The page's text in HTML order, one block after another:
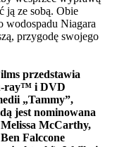
ją ze sobą. Obie
wodospadu Niagara
przygodę swojego
przedstawia
ray™ i DVD
„Tammy”,
jest nominowana
McCarthy,
Falccone